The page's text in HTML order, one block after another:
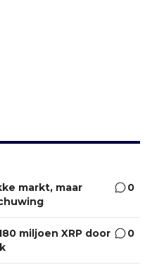
markt, maar
0
miljoen XRP door
0